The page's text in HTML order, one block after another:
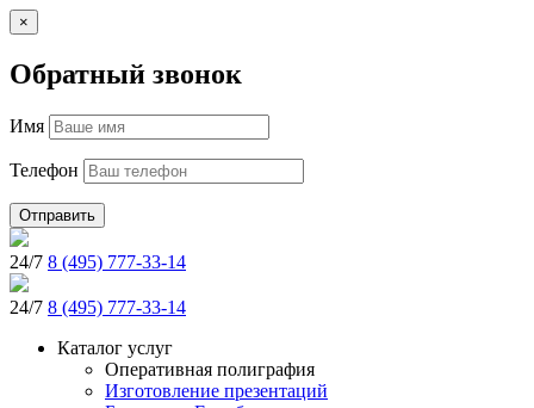
×
Обратный звонок
Имя
Телефон
Отправить
24/7 8 (495) 777-33-14
24/7 8 (495) 777-33-14
Каталог услуг
Оперативная полиграфия
Изготовление презентаций